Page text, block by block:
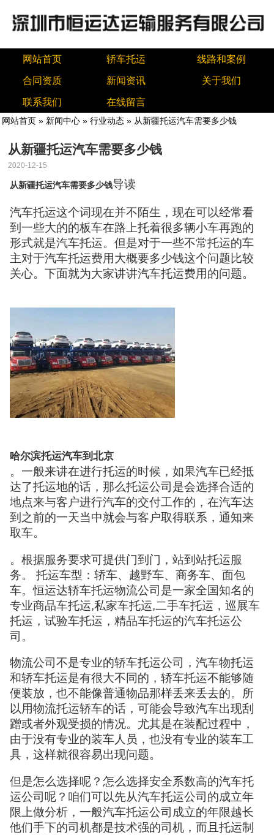
网站首页 轿车托运 线路和案例
合同资质 新闻资讯 关于我们
联系我们 在线留言
网站首页 » 新闻中心 » 行业动态 » 从新疆托运汽车需要多少钱
从新疆托运汽车需要多少钱
2020-12-15
从新疆托运汽车需要多少钱导读
汽车托运这个词现在并不陌生，现在可以经常看
到一些大的的板车在路上托着很多辆小车再跑的
形式就是汽车托运。但是对于一些不常托运的车
主对于汽车托运费用大概要多少钱这个问题比较
关心。下面就为大家讲讲汽车托运费用的问题。
哈尔滨托运汽车到北京
。一般来讲在进行托运的时候，如果汽车已经抵
达了托运地的话，那么托运公司是会选择合适的
地点来与客户进行汽车的交付工作的，在汽车达
到之前的一天当中就会与客户取得联系，通知来
取车。
。根据服务要求可提供门到门，站到站托运服
务。 托运车型：轿车、越野车、商务车、面包
车。恒运达轿车托运物流公司是一家全国知名的
专业商品车托运,私家车托运,二手车托运，巡展车
托运，试验车托运，精品车托运的汽车托运公
司。
物流公司不是专业的轿车托运公司，汽车物托运
和轿车托运是有很大不同的，轿车托运不能够随
便装放，也不能像普通物品那样丢来丢去的。所
以用物流托运轿车的话，可能会导致汽车出现刮
蹭或者外观受损的情况。尤其是在装配过程中，
由于没有专业的装车人员，也没有专业的装车工
具，这样就很容易出现问题。
但是怎么选择呢？怎么选择安全系数高的汽车托
运公司呢？咱们可以先从汽车托运公司的成立年
限上做分析，一般汽车托运公司成立的年限越长
他们手下的司机都是技术强的司机，而且托运制